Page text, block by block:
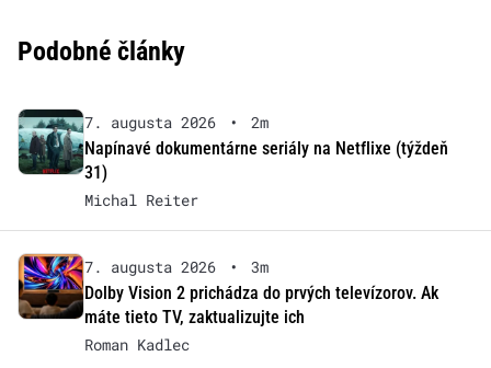
Podobné články
7. augusta 2026 •
2m
Napínavé dokumentárne seriály na Netflixe (týždeň
31)
Michal Reiter
7. augusta 2026 •
3m
Dolby Vision 2 prichádza do prvých televízorov. Ak
máte tieto TV, zaktualizujte ich
Roman Kadlec